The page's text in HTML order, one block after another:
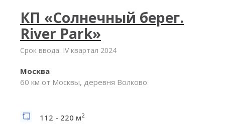
КП «Солнечный берег.
River Park»
Срок ввода: IV квартал 2024
Москва
60 км от Москвы, деревня Волково
112 - 220 м2